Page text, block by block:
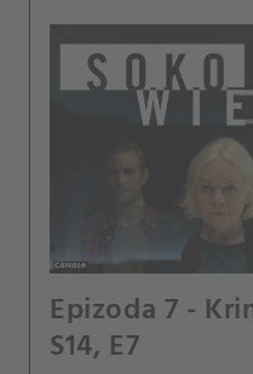
Epizoda 7 -
S14, E7